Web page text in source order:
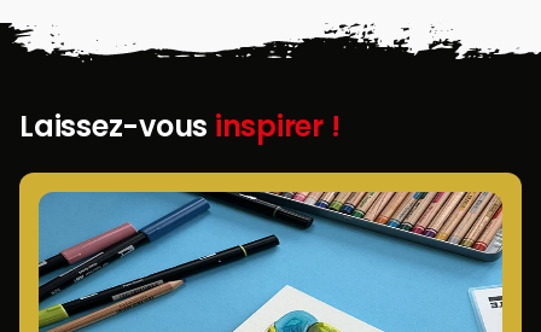
Laissez-vous inspirer !